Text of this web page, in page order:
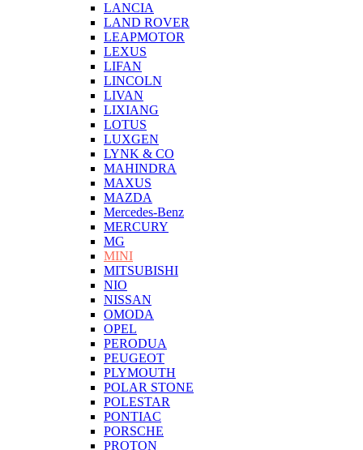
LANCIA
LAND ROVER
LEAPMOTOR
LEXUS
LIFAN
LINCOLN
LIVAN
LIXIANG
LOTUS
LUXGEN
LYNK & CO
MAHINDRA
MAXUS
MAZDA
Mercedes-Benz
MERCURY
MG
MINI
MITSUBISHI
NIO
NISSAN
OMODA
OPEL
PERODUA
PEUGEOT
PLYMOUTH
POLAR STONE
POLESTAR
PONTIAC
PORSCHE
PROTON